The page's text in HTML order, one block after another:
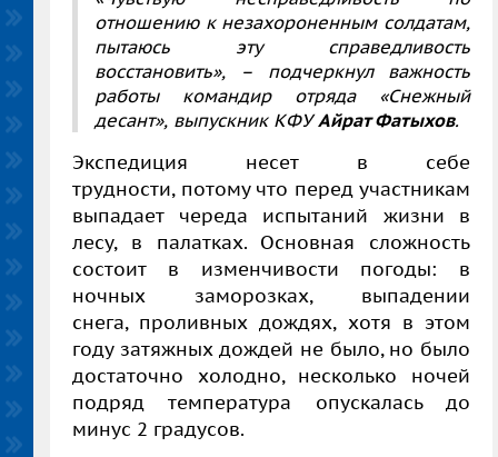
отношению к незахороненным солдатам,
пытаюсь эту справедливость
восстановить», – подчеркнул важность
работы командир отряда «Снежный
десант», выпускник КФУАйрат Фатыхов.
Экспедиция несет в себе
трудности, потому что перед участникам
выпадает череда испытаний жизни в
лесу, в палатках. Основная сложность
состоит в изменчивости погоды: в
ночных заморозках, выпадении
снега, проливных дождях, хотя в этом
году затяжных дождей не было, но было
достаточно холодно, несколько ночей
подряд температура опускалась до
минус 2 градусов.